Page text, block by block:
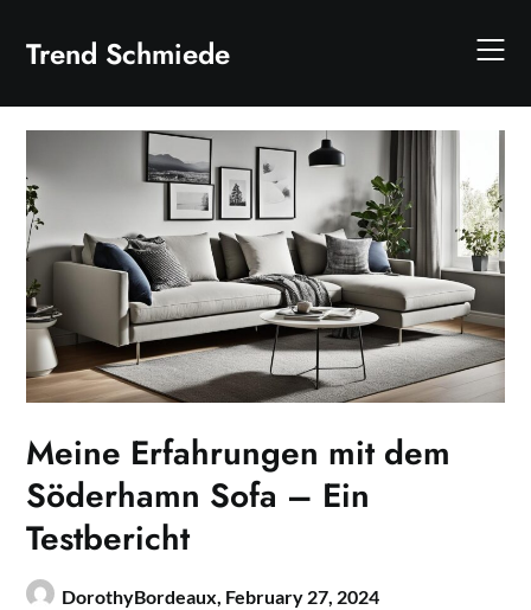
content
Trend Schmiede
Meine Erfahrungen mit dem
Söderhamn Sofa – Ein
Testbericht
DorothyBordeaux, February 27, 2024